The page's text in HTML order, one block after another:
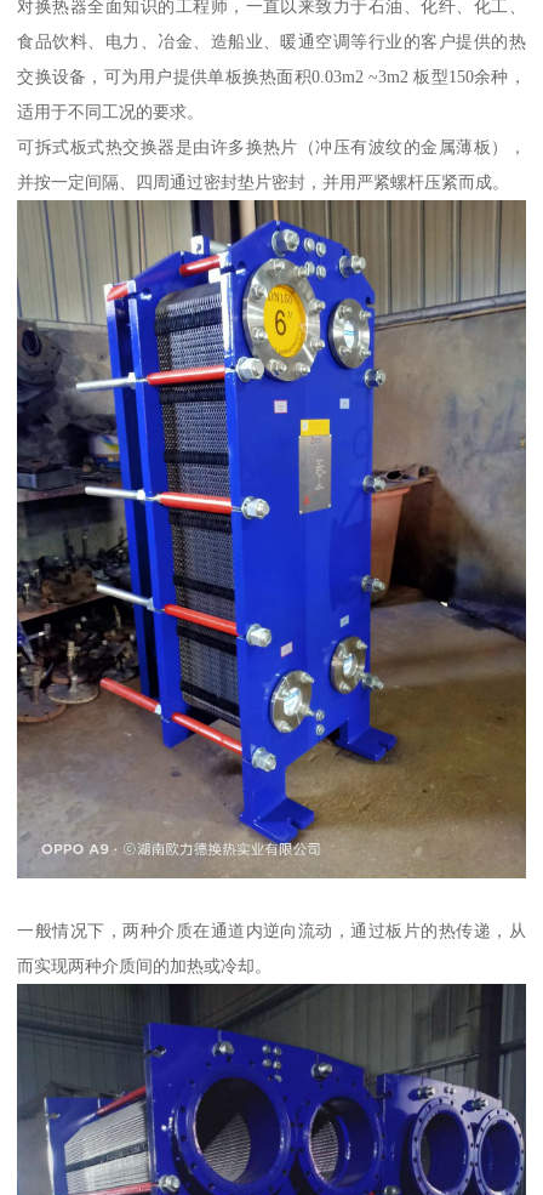
对换热器全面知识的工程师，一直以来致力于石油、化纤、化工、
食品饮料、电力、冶金、造船业、暖通空调等行业的客户提供的热
交换设备，可为用户提供单板换热面积0.03m2 ~3m2 板型150余种，
适用于不同工况的要求。
可拆式板式热交换器是由许多换热片（冲压有波纹的金属薄板），
并按一定间隔、四周通过密封垫片密封，并用严紧螺杆压紧而成。
一般情况下，两种介质在通道内逆向流动，通过板片的热传递，从
而实现两种介质间的加热或冷却。